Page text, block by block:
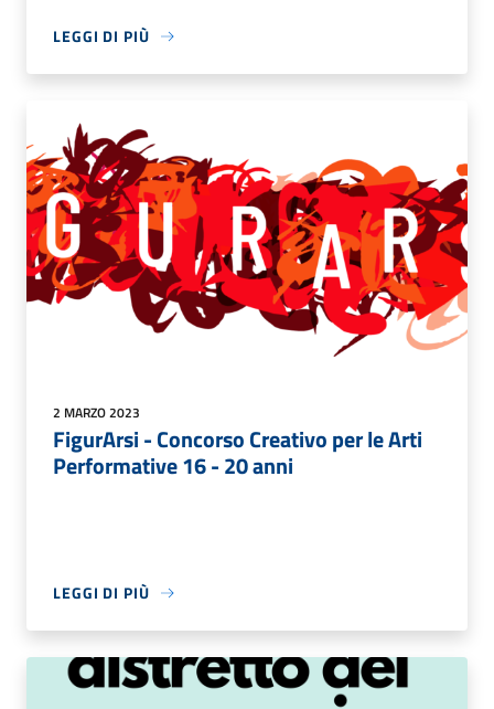
LEGGI DI PIÙ
2 MARZO 2023
FigurArsi - Concorso Creativo per le Arti
Performative 16 - 20 anni
LEGGI DI PIÙ